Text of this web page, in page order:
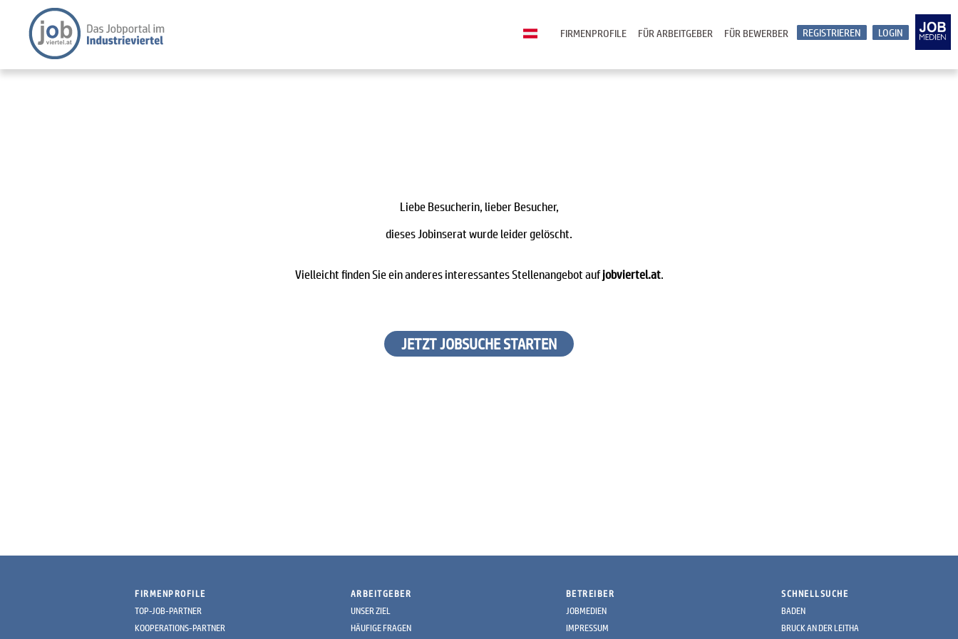
LOGIN
REGISTRIEREN
FÜR BEWERBER
FÜR ARBEITGEBER
FIRMENPROFILE
Liebe Besucherin, lieber Besucher,
dieses Jobinserat wurde leider gelöscht.
Vielleicht finden Sie ein anderes interessantes Stellenangebot aufjobviertel.at.
JETZT JOBSUCHE STARTEN
FIRMENPROFILE
TOP-JOB-PARTNER
KOOPERATIONS-PARTNER
ARBEITGEBER
UNSER ZIEL
HÄUFIGE FRAGEN
BETREIBER
JOBMEDIEN
IMPRESSUM
SCHNELLSUCHE
BADEN
BRUCK AN DER LEITHA